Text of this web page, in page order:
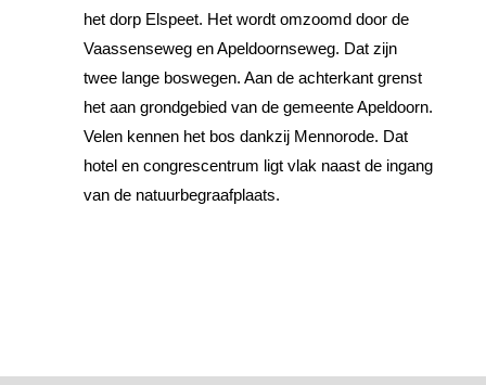
het dorp Elspeet. Het wordt omzoomd door de
Vaassenseweg en Apeldoornseweg. Dat zijn
twee lange boswegen. Aan de achterkant grenst
het aan grondgebied van de gemeente Apeldoorn.
Velen kennen het bos dankzij Mennorode. Dat
hotel en congrescentrum ligt vlak naast de ingang
van de natuurbegraafplaats.